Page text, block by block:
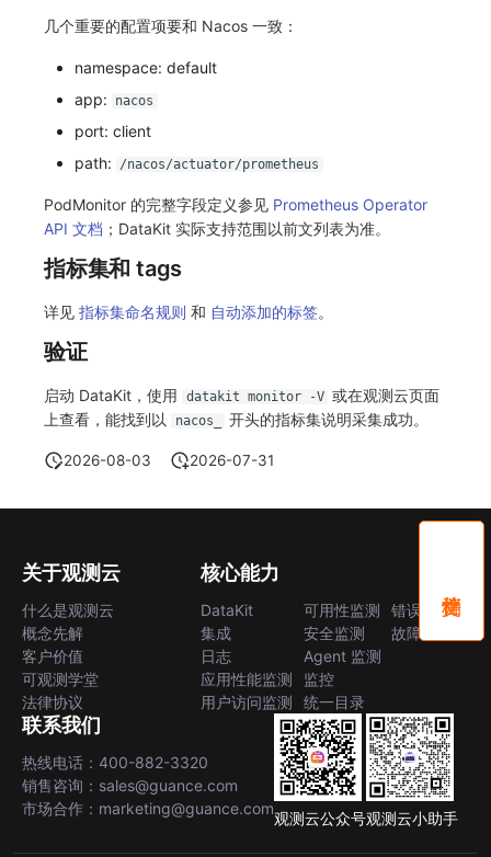
几个重要的配置项要和 Nacos 一致：
namespace: default
app:
nacos
port: client
path:
/nacos/actuator/prometheus
PodMonitor 的完整字段定义参见 Prometheus Operator
API 文档 ；DataKit 实际支持范围以前文列表为准。
指标集和 tags
详见 指标集命名规则 和 自动添加的标签。
验证
启动 DataKit，使用 datakit monitor -V 或在观测云页面
上查看，能找到以
nacos_ 开头的指标集说明采集成功。
2026-08-03 2026-07-31
关于观测云
什么是观测云
概念先解
客户价值
可观测学堂
法律协议
核心能力
DataKit
集成
日志
应用性能监测
用户访问监测
可用性监测
安全监测
Agent 监测
监控
统一目录
错误中心
故障中心
联系我们
热线电话：400-882-3320
销售咨询：sales@guance.com
市场合作：marketing@guance.com
观测云公众号观测云小助手